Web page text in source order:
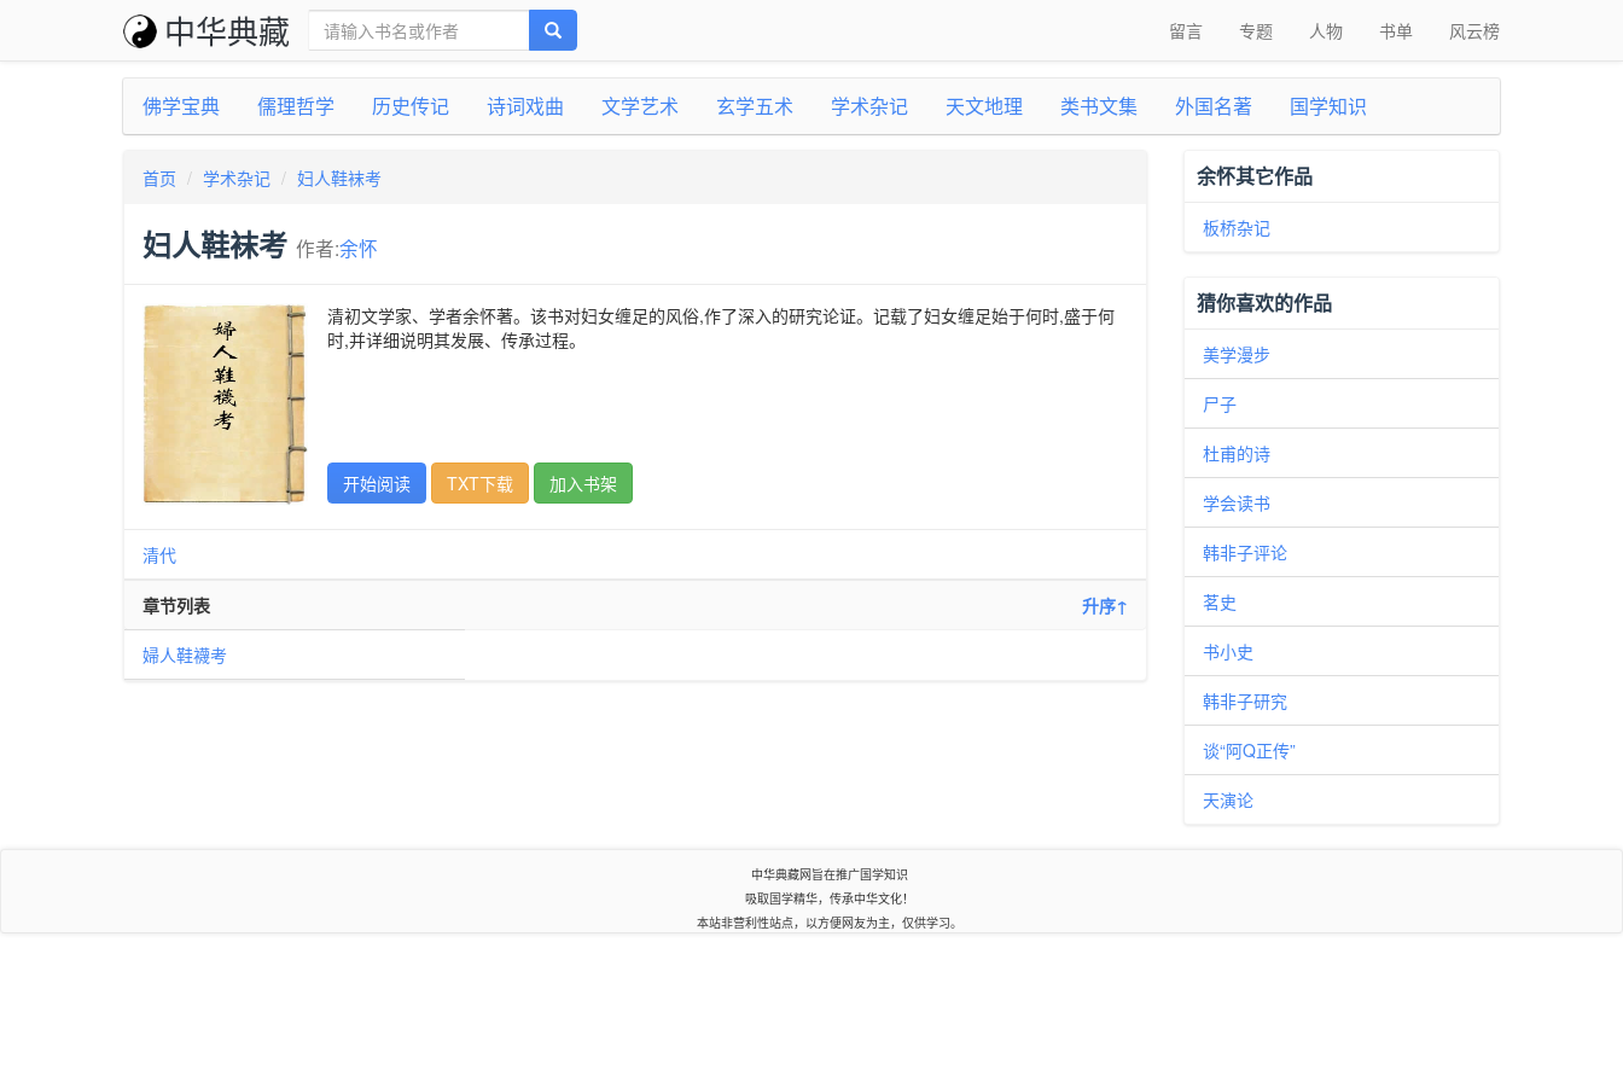
中华典藏 留言 专题 人物 书单 风云榜
佛学宝典 儒理哲学 历史传记 诗词戏曲 文学艺术 玄学五术 学术杂记 天文地理 类书文集 外国名著 国学知识
首页 学术杂记 妇人鞋袜考
妇人鞋袜考 作者:余怀
清初文学家、学者余怀著。该书对妇女缠足的风俗,作了深入的研究论证。记载了妇女缠足始于何时,盛于何
时,并详细说明其发展、传承过程。
开始阅读 TXT下载 加入书架
清代
章节列表 升序↑
婦人鞋襪考
余怀其它作品
板桥杂记
猜你喜欢的作品
美学漫步
尸子
杜甫的诗
学会读书
韩非子评论
茗史
书小史
韩非子研究
谈“阿Q正传”
天演论
中华典藏网旨在推广国学知识
吸取国学精华，传承中华文化！
本站非营利性站点，以方便网友为主，仅供学习。